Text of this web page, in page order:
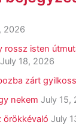
2026
​rossz isten
July 18, 2026
zárt
nekem July 15,
örökkévaló July